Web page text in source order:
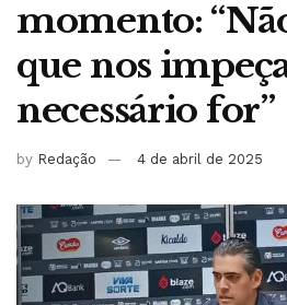
momento:
que nos
necessário for”
by Redação 4 de abril de 2025